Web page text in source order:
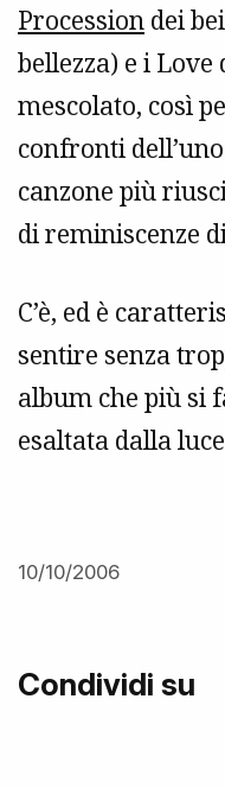
Procession dei
bellezza) e i Love
mescolato, così
confronti
canzone più
di reminiscenze
C’è, ed è
sentire senza
album che più si
esaltata dalla
10/10/2006
Condividi su